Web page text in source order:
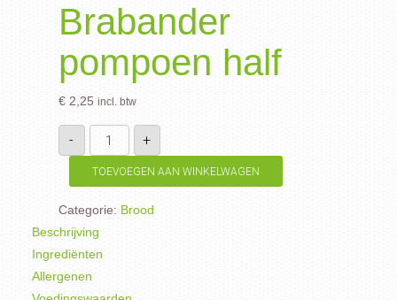
Brabander
pompoen half
€2,25 incl. btw
-
Brabander
pompoen
half
aantal
+
TOEVOEGEN AAN WINKELWAGEN
Categorie: Brood
Beschrijving
Ingrediënten
Allergenen